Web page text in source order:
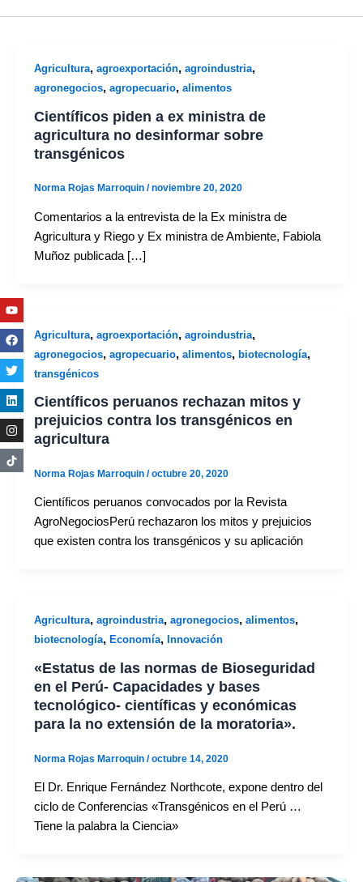
Agricultura, agroexportación, agroindustria,
agronegocios, agropecuario, alimentos
Científicos piden a ex ministra de
agricultura no desinformar sobre
transgénicos
Norma Rojas Marroquin /noviembre 20, 2020
Comentarios a la entrevista de la Ex ministra de
Agricultura y Riego y Ex ministra de Ambiente, Fabiola
Muñoz publicada […]
Agricultura, agroexportación, agroindustria,
agronegocios, agropecuario, alimentos, biotecnología,
transgénicos
Científicos peruanos rechazan mitos y
prejuicios contra los transgénicos en
agricultura
Norma Rojas Marroquin /octubre 20, 2020
Científicos peruanos convocados por la Revista
AgroNegociosPerú rechazaron los mitos y prejuicios
que existen contra los transgénicos y su aplicación
Agricultura, agroindustria, agronegocios, alimentos,
biotecnología, Economía, Innovación
«Estatus de las normas de Bioseguridad
en el Perú- Capacidades y bases
tecnológico- científicas y económicas
para la no extensión de la moratoria».
Norma Rojas Marroquin /octubre 14, 2020
El Dr. Enrique Fernández Northcote, expone dentro del
ciclo de Conferencias «Transgénicos en el Perú …
Tiene la palabra la Ciencia»
Youtube
Facebook
Twitter
Linkedin
Instagram